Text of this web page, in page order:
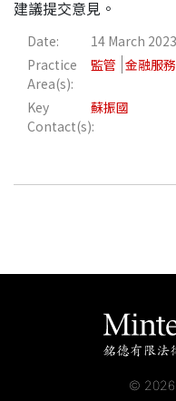
建議提交意見。
Date:
14 March 2023
Practice
Area(s):
監管 金融服
Key
Contact(s):
蘇振國
© 2026